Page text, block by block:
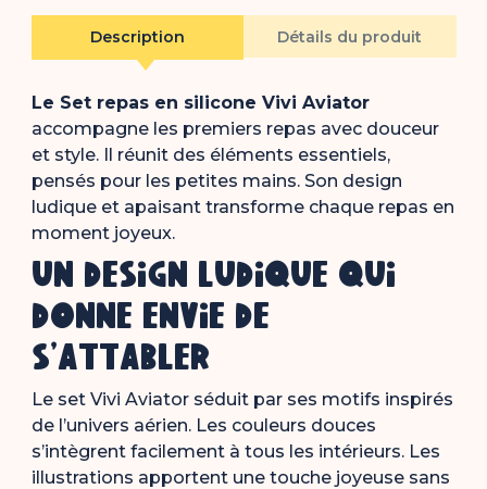
Description Détails du produit
Le Set repas en silicone Vivi Aviator
accompagne les premiers repas avec douceur
et style. Il réunit des éléments essentiels,
pensés pour les petites mains. Son design
ludique et apaisant transforme chaque repas en
moment joyeux.
Un design ludique qui
donne envie de
s’attabler
Le set Vivi Aviator séduit par ses motifs inspirés
de l’univers aérien. Les couleurs douces
s’intègrent facilement à tous les intérieurs. Les
illustrations apportent une touche joyeuse sans